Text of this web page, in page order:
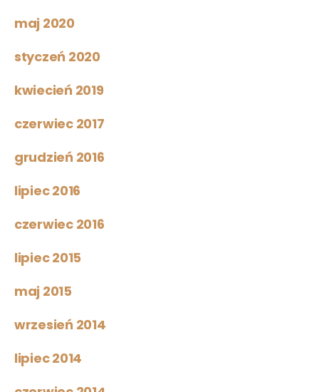
maj 2020
styczeń 2020
kwiecień 2019
czerwiec 2017
grudzień 2016
lipiec 2016
czerwiec 2016
lipiec 2015
maj 2015
wrzesień 2014
lipiec 2014